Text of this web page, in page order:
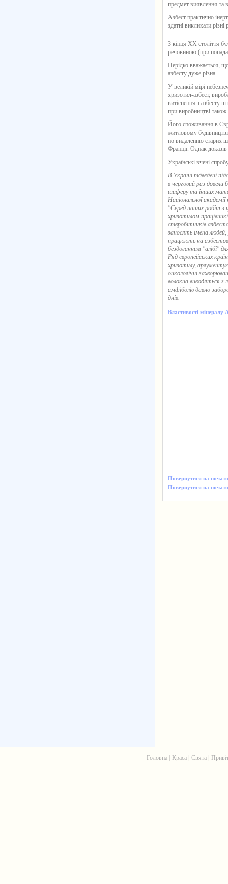
предмет виявлення та
Азбест практично
здатні викликати
З кінця ХХ століття
речовиною (при
Нерідко вважається,
азбесту дуже різна.
У великій мірі
хризотил-азбест,
витіснення з азбесту
при виробництві
Його споживання в
житловому
по видаленню старих
Франції. Однак
Українські вчені
В Україні підведені
в черговий раз
шиферу та інших
Національної
"Серед наших робіт з
хризотилом
співробітників
заносять імена
працюють на
бездоганним "алібі"
Ряд європейських
хризотилу,
онкологічні
волокна виводяться з
амфіболів давно
днів.
Властивості мінералу
Повернутися на
Повернутися на
Головна| Краса| Свята|